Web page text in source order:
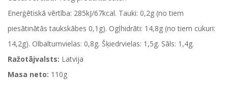
Enerģētiskā vērtība: 285kJ/67kcal. Tauki: 0,2g (no tiem
piesātinātās taukskābes 0,1g). Ogļhidrāti: 14,8g (no tiem cukuri:
14,2g). Olbaltumvielas: 0,8g. Šķiedrvielas: 1,5g. Sāls: 1,4g.
Ražotājvalsts: Latvija
Masa neto: 110g